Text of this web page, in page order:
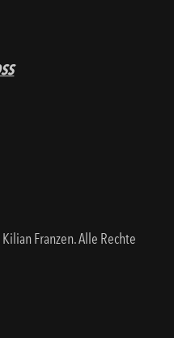
Franzen. Alle Rechte